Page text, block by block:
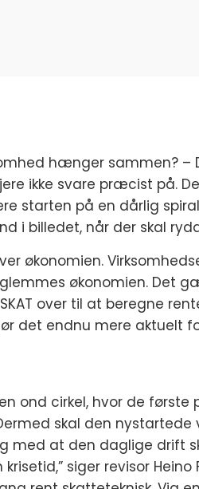
hænger sammen? –
ikke svare præcist på.
starten på en dårlig
i billedet, når der skal
økonomien.
økonomien. Det
over til at beregne
det endnu mere aktuelt
ond cirkel, hvor de første
skal den nystartede
med at den daglige drift
siger revisor Heino